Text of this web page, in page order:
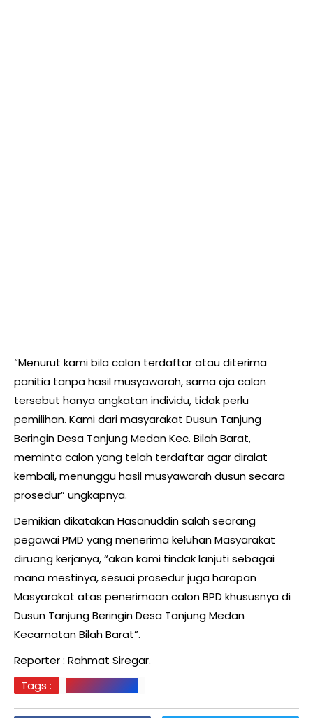
“Menurut kami bila calon terdaftar atau diterima
panitia tanpa hasil musyawarah, sama aja calon
tersebut hanya angkatan individu, tidak perlu
pemilihan. Kami dari masyarakat Dusun Tanjung
Beringin Desa Tanjung Medan Kec. Bilah Barat,
meminta calon yang telah terdaftar agar diralat
kembali, menunggu hasil musyawarah dusun secara
prosedur” ungkapnya.
Demikian dikatakan Hasanuddin salah seorang
pegawai PMD yang menerima keluhan Masyarakat
diruang kerjanya, “akan kami tindak lanjuti sebagai
mana mestinya, sesuai prosedur juga harapan
Masyarakat atas penerimaan calon BPD khususnya di
Dusun Tanjung Beringin Desa Tanjung Medan
Kecamatan Bilah Barat”.
Reporter : Rahmat Siregar.
Tags :